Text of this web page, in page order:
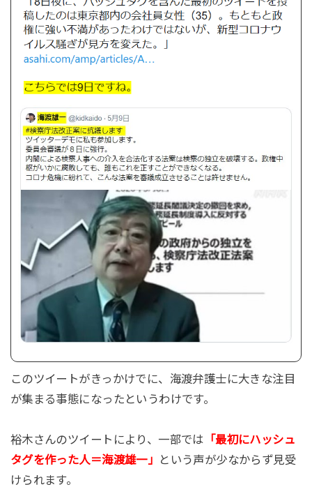
このツイートがきっかけでに、海渡弁護士に大きな注目
が集まる事態になったというわけです。
裕木さんのツイートにより、一部では 「最初にハッシュ
タグを作った人＝海渡雄一」
という声が少なからず見受
けられます。